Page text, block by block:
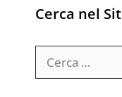
Cerca nel
per: